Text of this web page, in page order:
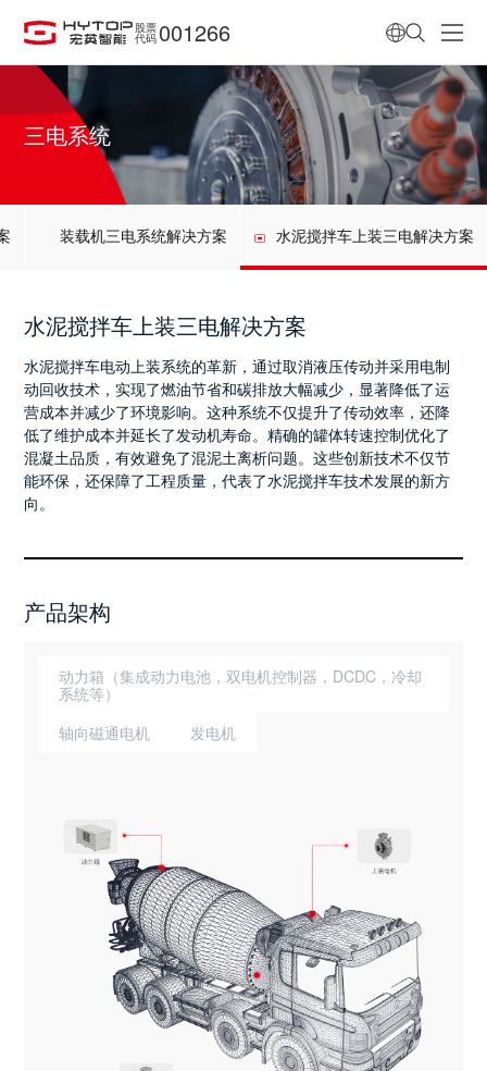
股票
代码 001266
三电系统
装载机三电系统解决方案 水泥搅拌车上装三电解决方案
水泥搅拌车上装三电解决方案
水泥搅拌车电动上装系统的革新，通过取消液压传动并采用电制
动回收技术，实现了燃油节省和碳排放大幅减少，显著降低了运
营成本并减少了环境影响。这种系统不仅提升了传动效率，还降
低了维护成本并延长了发动机寿命。精确的罐体转速控制优化了
混凝土品质，有效避免了混泥土离析问题。这些创新技术不仅节
能环保，还保障了工程质量，代表了水泥搅拌车技术发展的新方
向。
产品架构
动力箱（集成动力电池，双电机控制器，DCDC，冷却
系统等）
轴向磁通电机
发电机